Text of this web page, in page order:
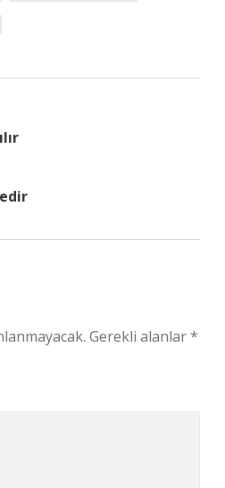
Gerekli alanlar*